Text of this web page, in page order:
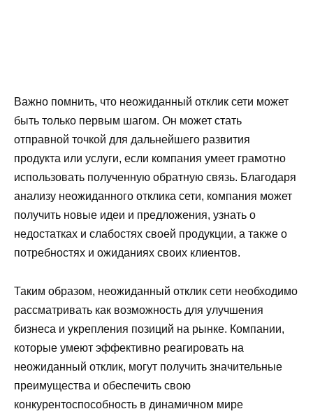
Важно помнить, что неожиданный отклик сети может
быть только первым шагом. Он может стать
отправной точкой для дальнейшего развития
продукта или услуги, если компания умеет грамотно
использовать полученную обратную связь. Благодаря
анализу неожиданного отклика сети, компания может
получить новые идеи и предложения, узнать о
недостатках и слабостях своей продукции, а также о
потребностях и ожиданиях своих клиентов.
Таким образом, неожиданный отклик сети необходимо
рассматривать как возможность для улучшения
бизнеса и укрепления позиций на рынке. Компании,
которые умеют эффективно реагировать на
неожиданный отклик, могут получить значительные
преимущества и обеспечить свою
конкурентоспособность в динамичном мире